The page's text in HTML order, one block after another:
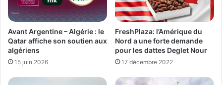
Avant Argentine – Algérie : le
Qatar affiche son soutien aux
algériens
15 juin 2026
FreshPlaza: l’Amérique du
Nord a une forte demande
pour les dattes Deglet Nour
17 décembre 2022